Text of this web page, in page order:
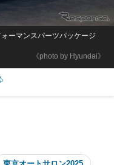
《photo by Hyundai》
ーマンスパーツパッケージ